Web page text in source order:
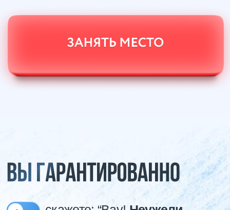
снимете напряжениеи
расслабитесь
вместо залипания в
Ваш учитель рисования: